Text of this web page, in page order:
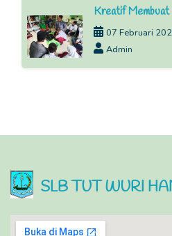
Kreatif Membuat
07 Februari
Admin
SLB TUT WURI